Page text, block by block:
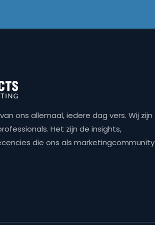
ons allemaal, iedere dag vers. Wij zijn
Het zijn de insights,
die ons als marketingcommunity